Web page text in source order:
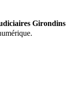
Girondins